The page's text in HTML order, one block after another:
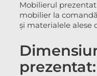
Mobilierul
mobilier la
și materialele alese